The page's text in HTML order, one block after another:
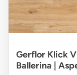
Gerflor Klick
Ballerina |